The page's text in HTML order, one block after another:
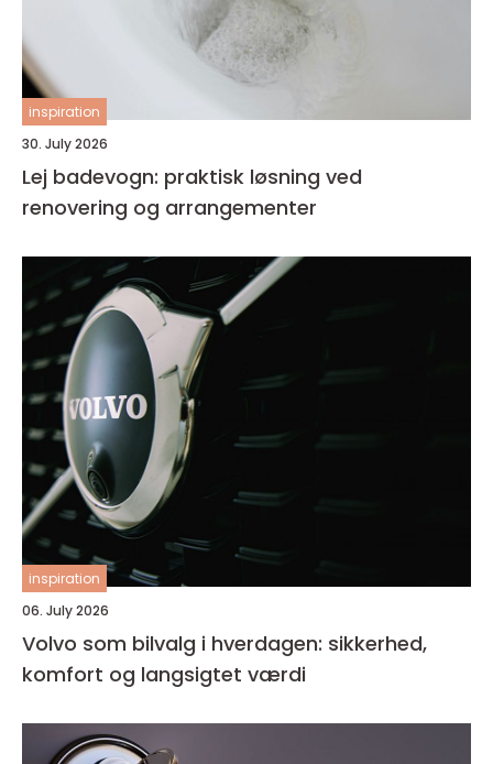
inspiration
30. July 2026
Lej badevogn: praktisk løsning ved
renovering og arrangementer
inspiration
06. July 2026
Volvo som bilvalg i hverdagen: sikkerhed,
komfort og langsigtet værdi